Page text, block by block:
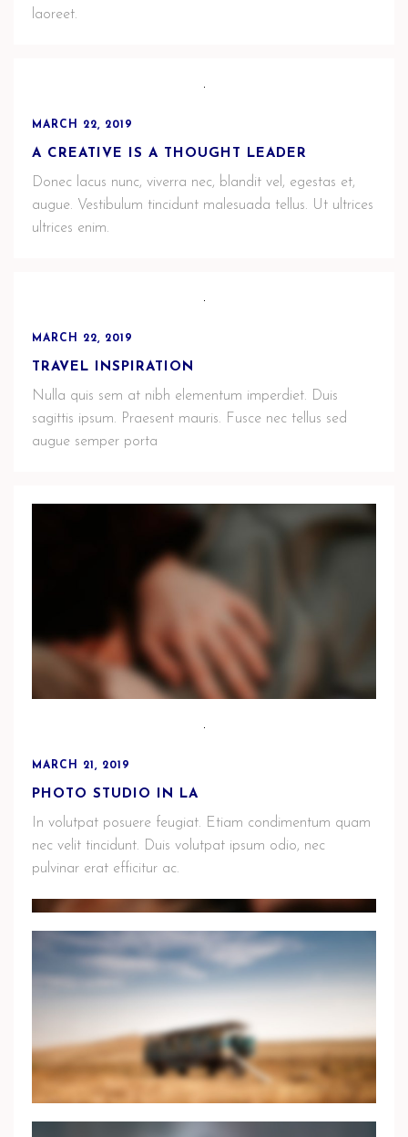
laoreet.
MARCH 22, 2019
A CREATIVE IS A THOUGHT LEADER
Donec lacus nunc, viverra nec, blandit vel, egestas et,
augue. Vestibulum tincidunt malesuada tellus. Ut ultrices
ultrices enim.
MARCH 22, 2019
TRAVEL INSPIRATION
Nulla quis sem at nibh elementum imperdiet. Duis
sagittis ipsum. Praesent mauris. Fusce nec tellus sed
augue semper porta
MARCH 21, 2019
YELLOW MOOD AND AUTUMN THINGS
Mauris ipsum. Nulla metus metus, ullamcorper vel,
MARCH 21, 2019
PHOTO STUDIO IN LA
In volutpat posuere feugiat. Etiam condimentum quam
nec velit tincidunt. Duis volutpat ipsum odio, nec
pulvinar erat efficitur ac.